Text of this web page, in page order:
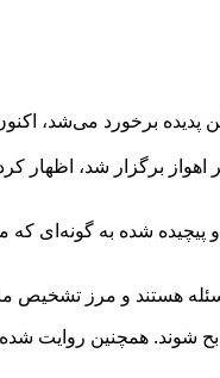
برخورد می‌شد،
بلاصاحب که امروز (۲۰ بهمن‌ماه)
و پیچیده شده به
هستند و مرز
همچنین روایت شده